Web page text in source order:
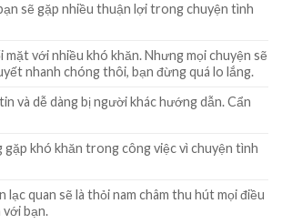
sẽ gặp nhiều thuận lợi trong chuyện tình
mặt với nhiều khó khăn. Nhưng mọi chuyện sẽ
nhanh chóng thôi, bạn đừng quá lo lắng.
và dễ dàng bị người khác hướng dẫn. Cẩn
gặp khó khăn trong công việc vì chuyện tình
lạc quan sẽ là thỏi nam châm thu hút mọi điều
bạn.